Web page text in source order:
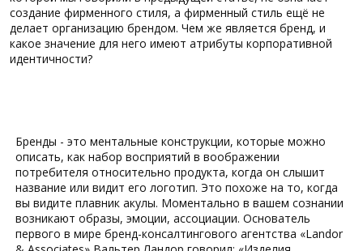
создание фирменного стиля, а фирменный стиль ещё не
делает организацию брендом. Чем же является бренд, и
какое значение для него имеют атрибуты корпоративной
идентичности?
Бренды - это ментальные конструкции, которые можно
описать, как набор восприятий в воображении
потребителя относительно продукта, когда он слышит
название или видит его логотип. Это похоже на то, когда
вы видите плавник акулы. Моментально в вашем сознании
возникают образы, эмоции, ассоциации. Основатель
первого в мире бренд-консалтингового агентства «Landor